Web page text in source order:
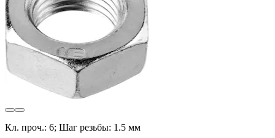
Кл. проч.: 6; Шаг резьбы: 1.5 мм